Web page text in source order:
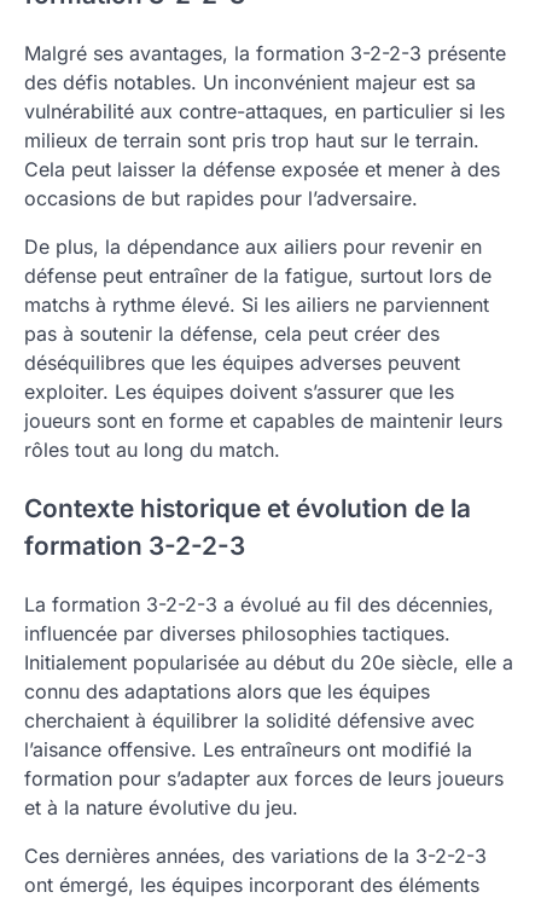
Malgré ses avantages, la formation 3-2-2-3 présente
des défis notables. Un inconvénient majeur est sa
vulnérabilité aux contre-attaques, en particulier si les
milieux de terrain sont pris trop haut sur le terrain.
Cela peut laisser la défense exposée et mener à des
occasions de but rapides pour l’adversaire.
De plus, la dépendance aux ailiers pour revenir en
défense peut entraîner de la fatigue, surtout lors de
matchs à rythme élevé. Si les ailiers ne parviennent
pas à soutenir la défense, cela peut créer des
déséquilibres que les équipes adverses peuvent
exploiter. Les équipes doivent s’assurer que les
joueurs sont en forme et capables de maintenir leurs
rôles tout au long du match.
Contexte historique et évolution de la
formation 3-2-2-3
La formation 3-2-2-3 a évolué au fil des décennies,
influencée par diverses philosophies tactiques.
Initialement popularisée au début du 20e siècle, elle a
connu des adaptations alors que les équipes
cherchaient à équilibrer la solidité défensive avec
l’aisance offensive. Les entraîneurs ont modifié la
formation pour s’adapter aux forces de leurs joueurs
et à la nature évolutive du jeu.
Ces dernières années, des variations de la 3-2-2-3
ont émergé, les équipes incorporant des éléments